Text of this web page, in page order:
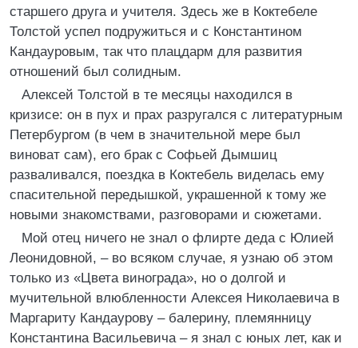
старшего друга и учителя. Здесь же в Коктебеле
Толстой успел подружиться и с Константином
Кандауровым, так что плацдарм для развития
отношений был солидным.
Алексей Толстой в те месяцы находился в
кризисе: он в пух и прах разругался с литературным
Петербургом (в чем в значительной мере был
виноват сам), его брак с Софьей Дымшиц
разваливался, поездка в Коктебель виделась ему
спасительной передышкой, украшенной к тому же
новыми знакомствами, разговорами и сюжетами.
Мой отец ничего не знал о флирте деда с Юлией
Леонидовной, – во всяком случае, я узнаю об этом
только из «Цвета винограда», но о долгой и
мучительной влюбленности Алексея Николаевича в
Маргариту Кандаурову – балерину, племянницу
Константина Васильевича – я знал с юных лет, как и